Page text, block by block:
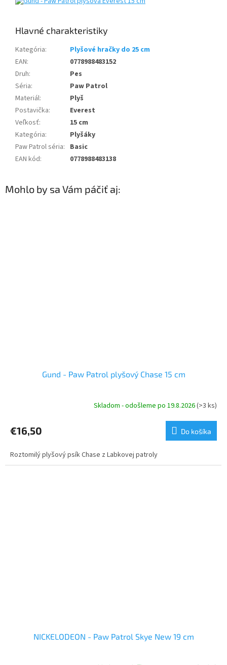
Kategória:
Plyšové hračky do 25 cm
EAN:
0778988483152
Druh:
Pes
Séria:
Paw Patrol
Materiál:
Plyš
Postavička:
Everest
Veľkosť:
15 cm
Kategória:
Plyšáky
Paw Patrol séria: Basic
EAN kód: 0778988483138
Mohlo by sa Vám páčiť aj:
Gund - Paw Patrol plyšový Chase 15 cm
Skladom - odošleme po 19.8.2026(>3 ks)
€16,50 Do košíka
Roztomilý plyšový psík Chase z Labkovej patroly
NICKELODEON - Paw Patrol Skye New 19 cm